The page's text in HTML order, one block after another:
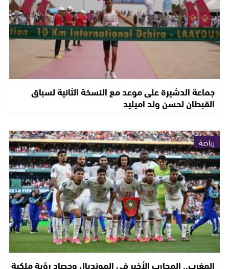
جماعة الدشيرة على موعد مع النسخة الثانية لسباق
القبطان لحسن ولد اميليد
رياضة
المغرب.. المحارب الأخير في المونديال وحصاد رؤية ملكية